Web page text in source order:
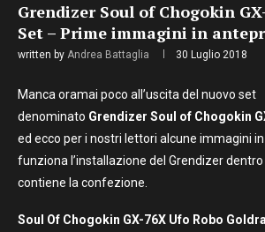
Grendizer Soul of Chogokin
Set – Prime immagini in
written by Andrea Battaglia 30 Luglio 2018
Manca oramai poco all’uscita del nuovo set
denominato Grendizer Soul of Chogokin
ed ecco per i nostri lettori alcune immagini
funziona l’installazione del Grendizer
contiene la confezione.
Soul Of Chogokin GX-76X Ufo Robo